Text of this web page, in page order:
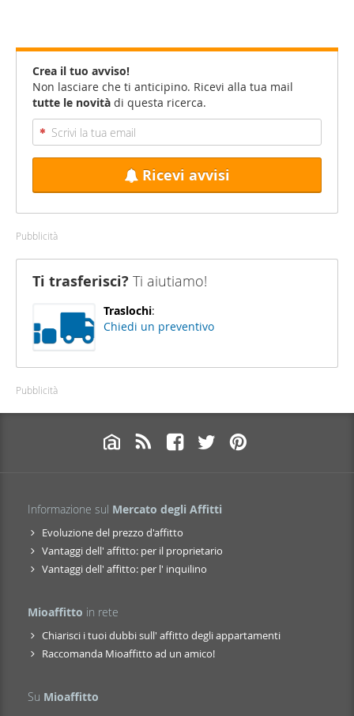
Crea il tuo avviso!
Non lasciare che ti anticipino. Ricevi alla tua mail
tutte le novità di questa ricerca.
Ricevi avvisi
Pubblicità
Ti trasferisci? Ti aiutiamo!
Traslochi:
Chiedi un preventivo
Pubblicità
Informazione sul Mercato degli Affitti
Evoluzione del prezzo d'affitto
Vantaggi dell' affitto: per il proprietario
Vantaggi dell' affitto: per l' inquilino
Mioaffitto in rete
Chiarisci i tuoi dubbi sull' affitto degli appartamenti
Raccomanda Mioaffitto ad un amico!
Su Mioaffitto